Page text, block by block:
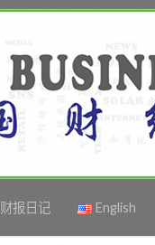
财报日记 English